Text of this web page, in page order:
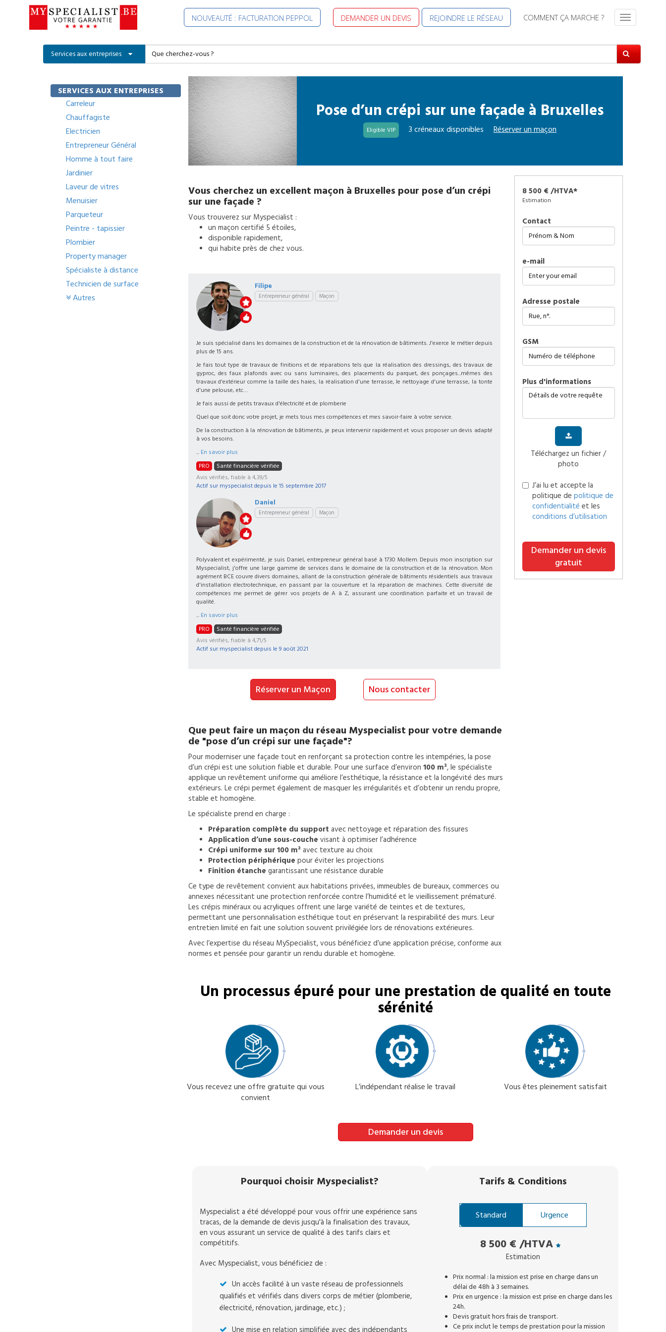
NOUVEAUTÉ : FACTURATION PEPPOL DEMANDER UN DEVIS REJOINDRE LE RÉSEAU COMMENT ÇA MARCHE ?
S
t
c
Services aux entreprises
SERVICES AUX ENTREPRISES
Carreleur
Chauffagiste
Electricien
Entrepreneur Général
Homme à tout faire
Jardinier
Laveur de vitres
Menuisier
Parqueteur
Peintre - tapissier
Plombier
Property manager
Spécialiste à distance
Technicien de surface
Autres
Pose d’un crépi sur une façade à Bruxelles
Eligible VIP 3 créneaux disponibles Réserver un maçon
Vous cherchez un excellent maçon à Bruxelles pour pose d’un crépi
sur une façade ?
Vous trouverez sur Myspecialist :
un maçon certifié 5 étoiles,
disponible rapidement,
qui habite près de chez vous.
Filipe
Entrepreneur général Maçon
Je suis spécialisé dans les domaines de la construction et de la rénovation de bâtiments. J'exerce le métier depuis
plus de 15 ans.
Je fais tout type de travaux de finitions et de réparations tels que la réalisation des dressings, des travaux de
gyproc, des faux plafonds avec ou sans luminaires, des placements du parquet, des ponçages...mêmes des
travaux d'extérieur comme la taille des haies, la réalisation d'une terrasse, le nettoyage d'une terrasse, la tonte
d'une pelouse, etc…
Je fais aussi de petits travaux d'électricité et de plomberie
Quel que soit donc votre projet, je mets tous mes compétences et mes savoir-faire à votre service.
De la construction à la rénovation de bâtiments, je peux intervenir rapidement et vous proposer un devis adapté
à vos besoins.
... En savoir plus
PRO
Santé financière vérifiée
Avis vérifiés, fiable à 4,39/5
Actif sur myspecialist depuis le 15 septembre 2017
Daniel
Entrepreneur général Maçon
Polyvalent et expérimenté, je suis Daniel, entrepreneur général basé à 1730 Mollem. Depuis mon inscription sur
Myspecialist, j'offre une large gamme de services dans le domaine de la construction et de la rénovation. Mon
agrément BCE couvre divers domaines, allant de la construction générale de bâtiments résidentiels aux travaux
d'installation électrotechnique, en passant par la couverture et la réparation de machines. Cette diversité de
compétences me permet de gérer vos projets de A à Z, assurant une coordination parfaite et un travail de
qualité.
... En savoir plus
PRO
Santé financière vérifiée
Avis vérifiés, fiable à 4,71/5
Actif sur myspecialist depuis le 9 août 2021
Réserver un Maçon Nous contacter
Que peut faire un maçon du réseau Myspecialist pour votre demande
de "pose d’un crépi sur une façade"?
Pour moderniser une façade tout en renforçant sa protection contre les intempéries, la pose
d’un crépi est une solution fiable et durable. Pour une surface d’environ 100 m², le spécialiste
applique un revêtement uniforme qui améliore l’esthétique, la résistance et la longévité des murs
extérieurs. Le crépi permet également de masquer les irrégularités et d’obtenir un rendu propre,
stable et homogène.
Le spécialiste prend en charge :
Préparation complète du support avec nettoyage et réparation des fissures
Application d’une sous-couche visant à optimiser l’adhérence
Crépi uniforme sur 100 m²avec texture au choix
Protection périphérique pour éviter les projections
Finition étanche garantissant une résistance durable
Ce type de revêtement convient aux habitations privées, immeubles de bureaux, commerces ou
annexes nécessitant une protection renforcée contre l’humidité et le vieillissement prématuré.
Les crépis minéraux ou acryliques offrent une large variété de teintes et de textures,
permettant une personnalisation esthétique tout en préservant la respirabilité des murs. Leur
entretien limité en fait une solution souvent privilégiée lors de rénovations extérieures.
Avec l’expertise du réseau MySpecialist, vous bénéficiez d’une application précise, conforme aux
normes et pensée pour garantir un rendu durable et homogène.
8 500 € /HTVA*
Estimation
Contact
e-mail
Adresse postale
GSM
plus d'informations
Téléchargez un fichier /
photo
J’ai lu et accepte la
politique de politique de
confidentialité et les
conditions d’utilisation
Demander un devis
gratuit
Un processus épuré pour une prestation de qualité en toute
sérénité
Vous recevez une offre gratuite qui vous
convient
L’indépendant réalise le travail Vous êtes pleinement satisfait
Demander un devis
Pourquoi choisir Myspecialist?
Myspecialist a été développé pour vous offrir une expérience sans
tracas, de la demande de devis jusqu'à la finalisation des travaux,
en vous assurant un service de qualité à des tarifs clairs et
compétitifs.
Avec Myspecialist, vous bénéficiez de :
Un accès facilité à un vaste réseau de professionnels
qualifiés et vérifiés dans divers corps de métier (plomberie,
électricité, rénovation, jardinage, etc.) ;
Une mise en relation simplifiée avec des indépendants
Tarifs & Conditions
Standard Urgence
8 500 € /HTVA
Estimation
Prix normal : la mission est prise en charge dans un
délai de 48h à 3 semaines.
Prix en urgence : la mission est prise en charge dans les
24h.
Devis gratuit hors frais de transport.
Ce prix inclut le temps de prestation pour la mission